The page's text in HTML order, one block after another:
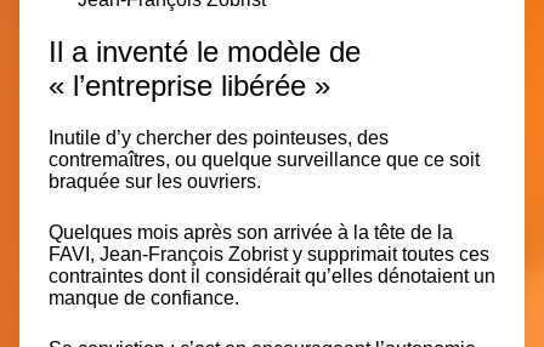
Il a inventé le modèle de
« l’entreprise libérée »
Inutile d’y chercher des pointeuses, des
contremaîtres, ou quelque surveillance que ce soit
braquée sur les ouvriers.
Quelques mois après son arrivée à la tête de la
FAVI, Jean-François Zobrist y supprimait toutes ces
contraintes dont il considérait qu’elles dénotaient un
manque de confiance.